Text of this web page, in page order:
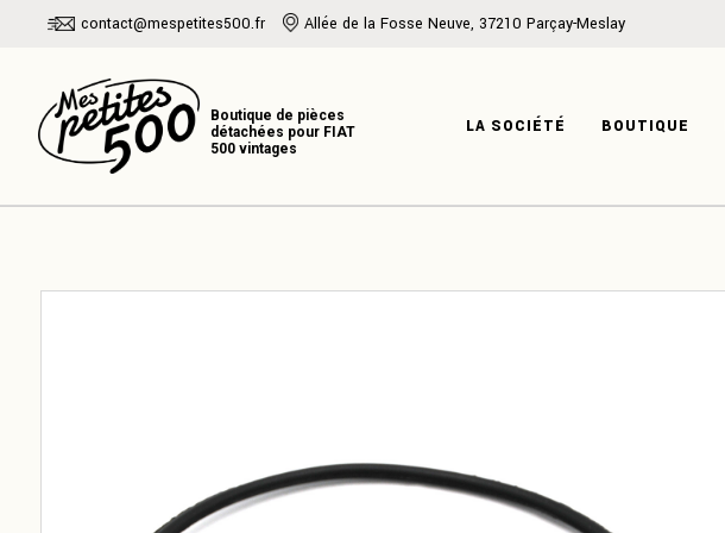
contact@mespetites500.fr Allée de la Fosse Neuve, 37210 Parçay-Meslay
LA SOCIÉTÉ BOUTIQUE
NOTRE EXPERTISE
HABITACLE